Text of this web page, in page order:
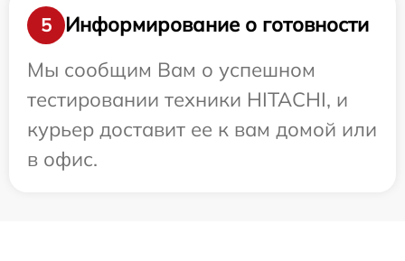
5
Информирование о готовности
Мы сообщим Вам о успешном
тестировании техники HITACHI, и
курьер доставит ее к вам домой или
в офис.